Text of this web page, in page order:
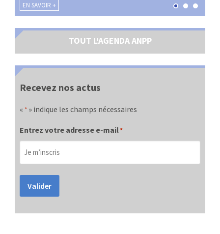
EN SAVOIR +
TOUT L'AGENDA ANPP
Recevez nos actus
« * » indique les champs nécessaires
Entrez votre adresse e-mail*
Valider